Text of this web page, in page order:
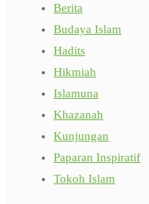
Berita
Budaya Islam
Hadits
Hikmiah
Islamuna
Khazanah
Kunjungan
Paparan Inspiratif
Tokoh Islam